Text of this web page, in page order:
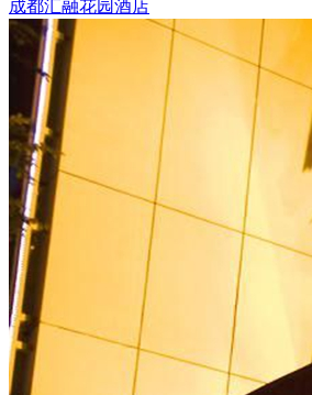
成都汇融花园酒店